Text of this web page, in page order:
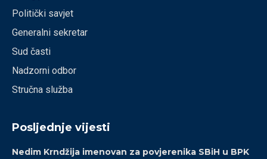
Politički savjet
Generalni sekretar
Sud časti
Nadzorni odbor
Stručna služba
Posljednje vijesti
Nedim Krndžija imenovan za povjerenika SBiH u BPK